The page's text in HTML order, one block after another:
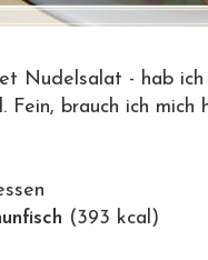
Nudelsalat - hab
Fein, brauch ich
(393 kcal)